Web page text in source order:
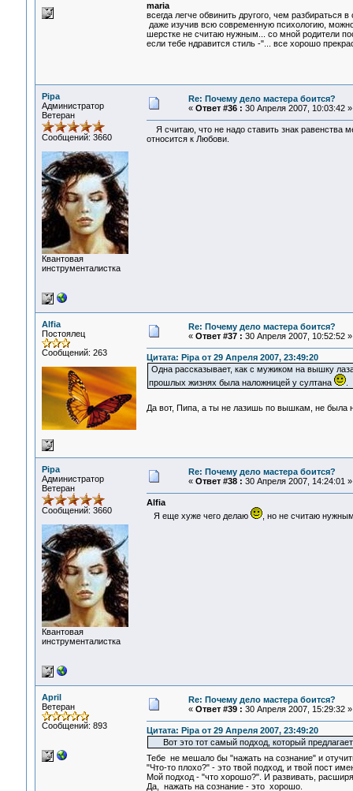
maria
всегда легче обвинить другого, чем разбираться
даже изучив всю современную психологию,
шерстке не считаю нужным... со мной родители
если тебе ндравится стиль -"... все хорошо
Pipa
Администратор
Ветеран
Сообщений: 3660
Квантовая
инструменталистка
Re: Почему дело мастера боится?
« Ответ #36 : 30 Апреля 2007, 10:03:42 »
Я считаю, что не надо ставить знак равенства
относится к Любови.
Alfia
Постоялец
Сообщений: 263
Re: Почему дело мастера боится?
« Ответ #37 : 30 Апреля 2007, 10:52:52 »
Цитата: Pipa от 29 Апреля 2007, 23:49:20
Одна рассказывает, как с мужиком на вышку
прошлых жизнях была наложницей у султана
.
Да вот, Пипа, а ты не лазишь по вышкам, не была
Pipa
Администратор
Ветеран
Сообщений: 3660
Квантовая
инструменталистка
Re: Почему дело мастера боится?
« Ответ #38 : 30 Апреля 2007, 14:24:01 »
Alfia
Я еще хуже чего делаю
, но не считаю
April
Ветеран
Сообщений: 893
Re: Почему дело мастера боится?
« Ответ #39 : 30 Апреля 2007, 15:29:32 »
Цитата: Pipa от 29 Апреля 2007, 23:49:20
Вот это тот самый подход, который
Тебе не мешало бы "нажать на сознание" и
"Что-то плохо?" - это твой подход, и твой пост
Мой подход - "что хорошо?". И развивать,
Да, нажать на сознание - это хорошо.